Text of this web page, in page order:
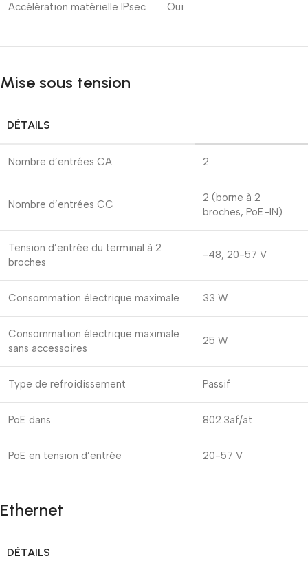
Accélération matérielle IPsec Oui
Mise sous tension
DÉTAILS
Nombre d’entrées CA 2
Nombre d’entrées CC
2 (borne à 2
broches, PoE-IN)
Tension d’entrée du terminal à 2
broches
-48, 20-57 V
Consommation électrique maximale 33 W
Consommation électrique maximale
sans accessoires
25 W
Type de refroidissement Passif
PoE dans 802.3af/at
PoE en tension d’entrée 20-57 V
Ethernet
DÉTAILS